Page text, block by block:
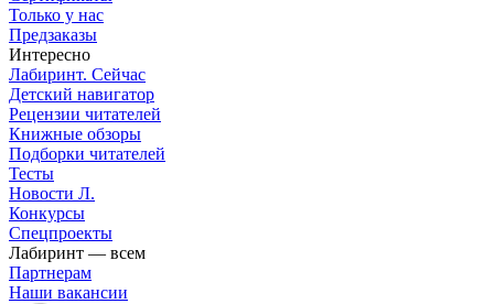
Только у нас
Предзаказы
Интересно
Лабиринт. Сейчас
Детский навигатор
Рецензии читателей
Книжные обзоры
Подборки читателей
Тесты
Новости Л.
Конкурсы
Спецпроекты
Лабиринт — всем
Партнерам
Наши вакансии